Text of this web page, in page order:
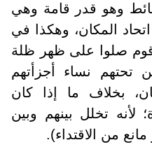
وهو قدر قامة وهي
المكان، وهكذا في
قوم صلوا على ظهر ظلة
تحتهم نساء أجزأتهم
بخلاف ما إذا كان
لأنه تخلل بينهم وبين
من الاقتداء).